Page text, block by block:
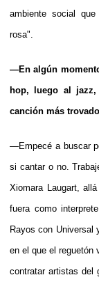
ambiente social
rosa".
—En algún
hop, luego al
canción más
—Empecé a buscar
si cantar o no.
Xiomara Laugart,
fuera como
Rayos con Universal
en el que el reguetón
contratar artistas del